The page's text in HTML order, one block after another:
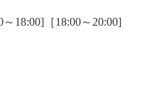
～18:00]［18:00～20:00]